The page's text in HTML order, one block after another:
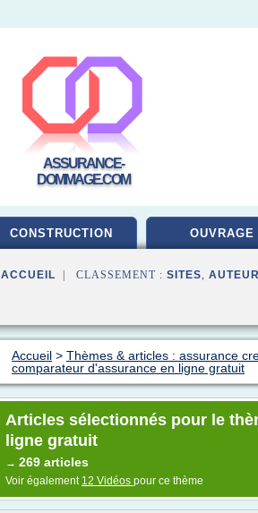
ASSURANCE-
DOMMAGE.COM
CONSTRUCTION OUVRAGE
ACCUEIL | CLASSEMENT : SITES,
Accueil > Thèmes & articles : assurance
comparateur d'assurance en ligne gratuit
Articles sélectionnés pour le
ligne gratuit
→ 269 articles
Voir également 12 Vidéos pour ce thème